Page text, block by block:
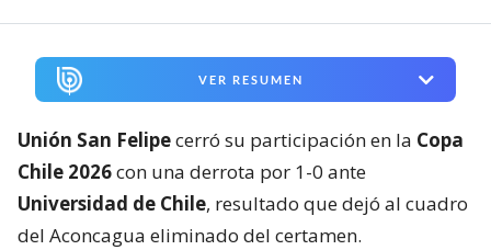
VER RESUMEN
Unión San Felipecerró su participación en la Copa
Chile 2026con una derrota por 1-0 ante
Universidad de Chile, resultado que dejó al cuadro
del Aconcagua eliminado del certamen.